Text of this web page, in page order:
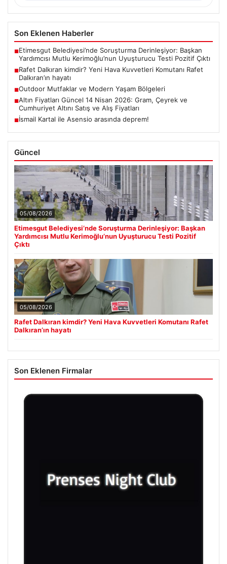
Son Eklenen Haberler
■Etimesgut Belediyesi’nde Soruşturma Derinleşiyor: Başkan
Yardımcısı Mutlu Kerimoğlu’nun Uyuşturucu Testi Pozitif Çıktı
■Rafet Dalkıran kimdir? Yeni Hava Kuvvetleri Komutanı Rafet
Dalkıran’ın hayatı
■Outdoor Mutfaklar ve Modern Yaşam Bölgeleri
■Altın Fiyatları Güncel 14 Nisan 2026: Gram, Çeyrek ve
Cumhuriyet Altını Satış ve Alış Fiyatları
■İsmail Kartal ile Asensio arasında deprem!
Güncel
05/08/2026
Etimesgut Belediyesi’nde Soruşturma Derinleşiyor: Başkan
Yardımcısı Mutlu Kerimoğlu’nun Uyuşturucu Testi Pozitif
Çıktı
05/08/2026
Rafet Dalkıran kimdir? Yeni Hava Kuvvetleri Komutanı Rafet
Dalkıran’ın hayatı
Son Eklenen Firmalar